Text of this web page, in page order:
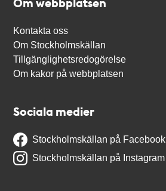
Kontakta oss
Om Stockholmskällan
Tillgänglighetsredogörelse
Om kakor på webbplatsen
Sociala medier
Stockholmskällan på Facebook
Stockholmskällan på Instagram